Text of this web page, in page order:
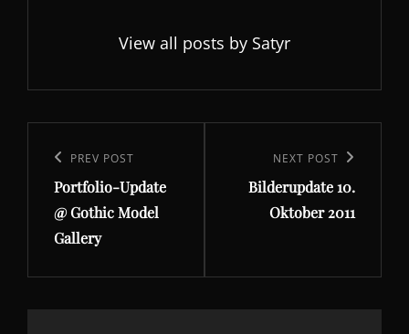
View all posts by Satyr
Previous
Post
PREV POST
Portfolio-Update
@ Gothic Model
Gallery
Post
NEXT POST
Bilderupdate 10.
Oktober 2011